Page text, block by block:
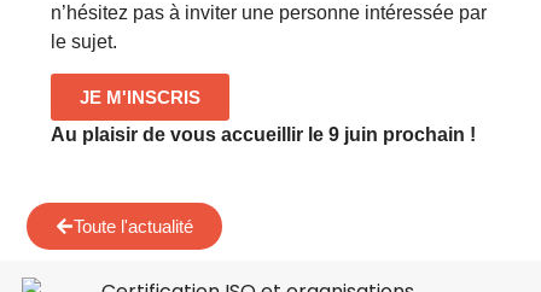
n’hésitez pas à inviter une personne intéressée par
le sujet.
JE M'INSCRIS
Au plaisir de vous accueillir le 9 juin prochain !
Toute l'actualité